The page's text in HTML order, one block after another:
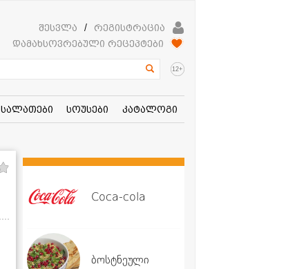
შესვლა /
რეგისტრაცია
დამახსოვრებული რეცეპტები
12+
სალათები სოუსები კატალოგი
Coca-cola
ბოსტნეული